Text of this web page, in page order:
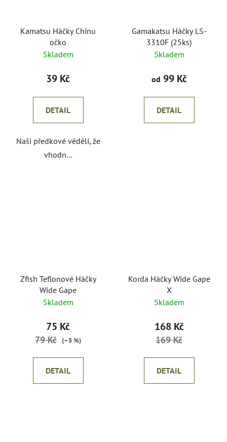
Kamatsu Háčky Chinu
očko
Skladem
39 Kč
DETAIL
Naši předkové věděli, že
vhodn…
Gamakatsu Háčky LS-
3310F (25ks)
Skladem
od 99 Kč
DETAIL
Zfish Teflonové Háčky
Wide Gape
Skladem
75 Kč
79 Kč (–5 %)
DETAIL
Korda Háčky Wide Gape
X
Skladem
168 Kč
169 Kč
DETAIL